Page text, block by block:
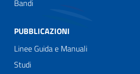
Bandi
PUBBLICAZIONI
Linee Guida e Manuali
Studi